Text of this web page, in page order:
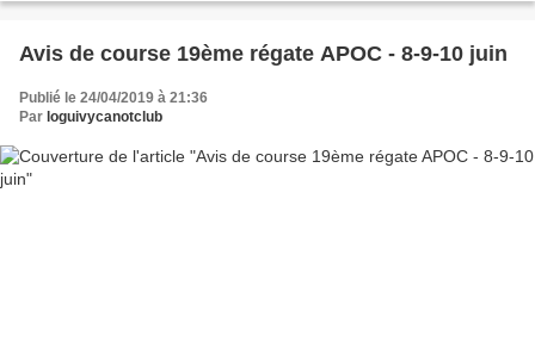
Avis de course 19ème régate APOC - 8-9-10 juin
Publié le 24/04/2019 à 21:36
Par loguivycanotclub